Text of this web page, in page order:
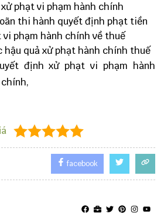
phạt vi phạm hành chính
thi hành quyết định phạt tiền
phạm hành chính về thuế
hậu quả xử phạt hành chính thuế
định xử phạt vi phạm hành
facebook